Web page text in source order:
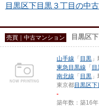
目黒区下目黒３丁目の中
売買｜中古マンション 目黒区
山手線 「目黒
東急目黒線 「目
南北線 「目黒
東京都目黒区下
-
築年数：築16年